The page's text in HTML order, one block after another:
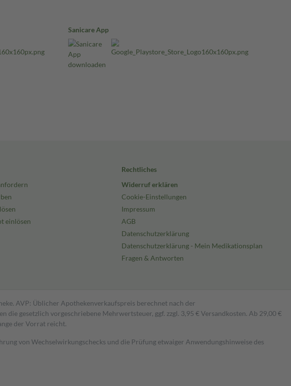
Sanicare App
einlösen
Rechtliches
Widerruf erklären
Cookie-Einstellungen
Impressum
AGB
Datenschutzerklärung
Datenschutzerklärung - Mein Medikationsplan
Fragen & Antworten
AVP: Üblicher Apothekenverkaufspreis berechnet nach der
gesetzlich vorgeschriebene Mehrwertsteuer, ggf. zzgl. 3,95 € Versandkosten. Ab 29,00 €
der Vorrat reicht.
von Wechselwirkungschecks und die Prüfung etwaiger Anwendungshinweise des